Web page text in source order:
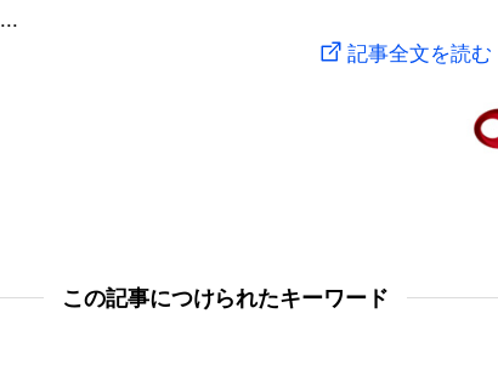
記事全文を読む
この記事につけられたキーワード